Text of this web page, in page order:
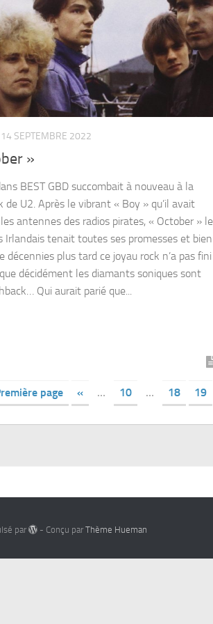
14 SEPTEMBRE 2022
»
BEST GBD succombait à nouveau à la
de U2. Après le vibrant « Boy » qu’il avait
antennes des radios pirates, « October » le
Irlandais tenait toutes ses promesses et
décennies plus tard ce joyau rock n’a pas
décidément les diamants soniques sont
Qui aurait parié que...
page « … 10 … 18 19
par - Conçu parThème Hueman